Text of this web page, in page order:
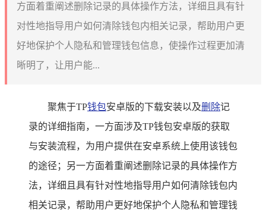
方面着重阐述删除记录的具体操作方法，详细且具有针
对性地指导用户如何清除钱包内相关记录，帮助用户更
好地保护个人隐私和管理钱包信息，使操作过程更加清
晰明了，让用户能...
聚焦于TP钱包安卓版的下载安装以及删除记
录的详细指南，一方面涉及TP钱包安卓版的获取
与安装流程，为用户提供在安卓系统上使用该钱包
的途径；另一方面着重阐述删除记录的具体操作方
法，详细且具有针对性地指导用户如何清除钱包内
相关记录，帮助用户更好地保护个人隐私和管理钱